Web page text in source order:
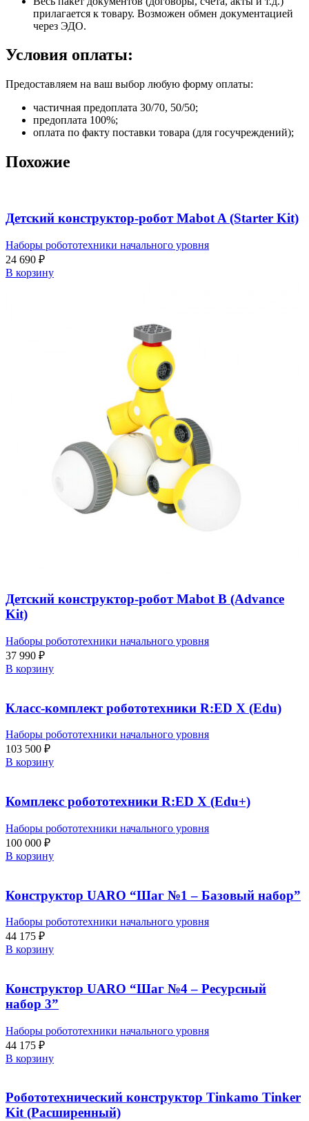
прилагается к товару. Возможен обмен документацией
через ЭДО.
Условия оплаты:
Предоставляем на ваш выбор любую форму оплаты:
частичная предоплата 30/70, 50/50;
предоплата 100%;
оплата по факту поставки товара (для госучреждений);
Похожие
Детский конструктор-робот Mabot A (Starter Kit)
Наборы робототехники начального уровня
24 690 ₽
В корзину
Детский конструктор-робот Mabot B (Advance
Kit)
Наборы робототехники начального уровня
37 990 ₽
В корзину
Класс-комплект робототехники R:ED X (Edu)
Наборы робототехники начального уровня
103 500 ₽
В корзину
Комплекс робототехники R:ED X (Edu+)
Наборы робототехники начального уровня
100 000 ₽
В корзину
Конструктор UARO “Шаг №1 – Базовый набор”
Наборы робототехники начального уровня
44 175 ₽
В корзину
Конструктор UARO “Шаг №4 – Ресурсный
набор 3”
Наборы робототехники начального уровня
44 175 ₽
В корзину
Робототехнический конструктор Tinkamo Tinker
Kit (Расширенный)